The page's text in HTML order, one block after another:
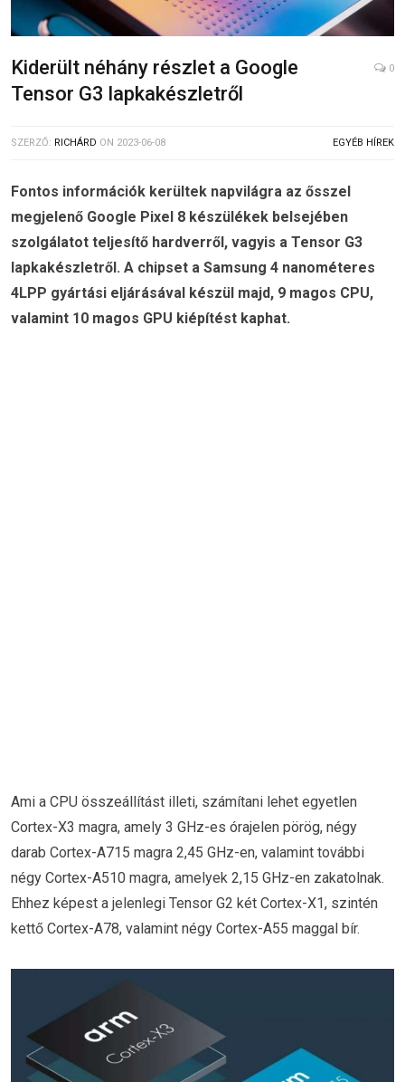
Kiderült néhány részlet a Google
Tensor G3 lapkakészletről
0
SZERZŐ: RICHÁRD ON 2023-06-08 EGYÉB HÍREK
Fontos információk kerültek napvilágra az ősszel
megjelenő Google Pixel 8 készülékek belsejében
szolgálatot teljesítő hardverről, vagyis a Tensor G3
lapkakészletről. A chipset a Samsung 4 nanométeres
4LPP gyártási eljárásával készül majd, 9 magos CPU,
valamint 10 magos GPU kiépítést kaphat.
Ami a CPU összeállítást illeti, számítani lehet egyetlen
Cortex-X3 magra, amely 3 GHz-es órajelen pörög, négy
darab Cortex-A715 magra 2,45 GHz-en, valamint további
négy Cortex-A510 magra, amelyek 2,15 GHz-en zakatolnak.
Ehhez képest a jelenlegi Tensor G2 két Cortex-X1, szintén
kettő Cortex-A78, valamint négy Cortex-A55 maggal bír.